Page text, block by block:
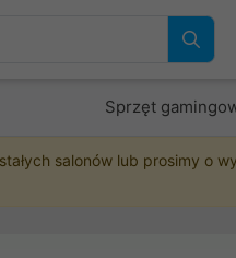
Sprzęt
salonów lub prosimy o